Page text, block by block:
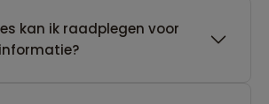
kan ik raadplegen voor